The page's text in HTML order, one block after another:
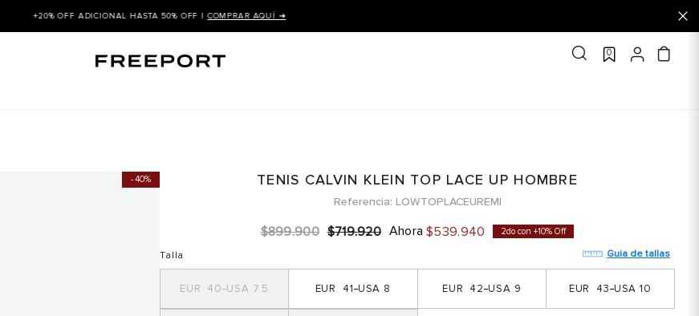
+20% OFF ADICIONAL HASTA 50% OFF |COMPRAR AQUÍ ➜
0
40% TENIS CALVIN KLEIN TOP LACE UP HOMBRE
Referencia LOWTOPLACEUREMI
$899.900 $719.920 Ahora $539.940 2do con +10% Off
Talla Guia de tallas
7.5
40 8
41 9
42 10
43